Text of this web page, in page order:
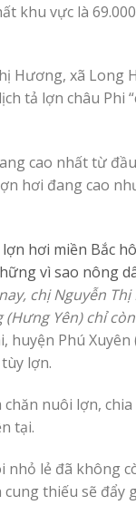
khu vực là
Hương, xã Long
tả lợn châu
cao nhất từ
hơi đang cao
chị Nguyễn
(Hưng Yên) chỉ
huyện Phú
lợn.
nuôi lợn,
tại.
nhỏ lẻ đã không
thiếu sẽ đẩy